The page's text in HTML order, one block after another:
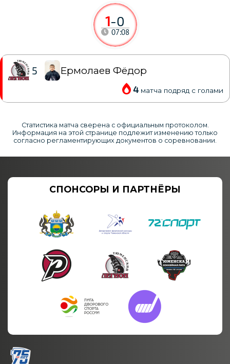
1-0
07:08
5 Ермолаев Фёдор
4 матча подряд с голами
Статистика матча сверена с официальным протоколом.
Информация на этой странице подлежит изменению только
согласно регламентирующих документов о соревновании.
СПОНСОРЫ И ПАРТНЁРЫ